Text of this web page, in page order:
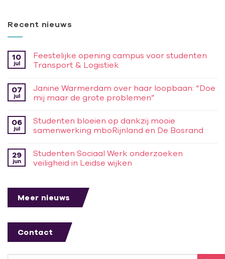
Recent nieuws
10
jul
Feestelijke opening campus voor studenten
Transport & Logistiek
07
jul
Janine Warmerdam over haar loopbaan: “Doe
mij maar de grote problemen”
06
jul
Studenten bloeien op dankzij mooie
samenwerking mboRijnland en De Bosrand
29
jun
Studenten Sociaal Werk onderzoeken
veiligheid in Leidse wijken
Meer nieuws
Contact